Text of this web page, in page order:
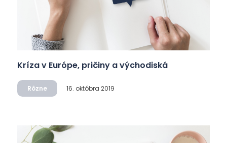
Kríza v Európe, pričiny a východiská
Rôzne 16. októbra 2019